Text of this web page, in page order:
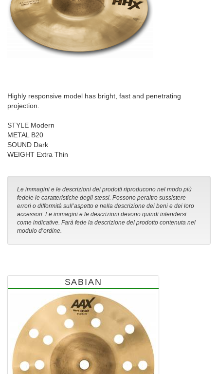
Highly responsive model has bright, fast and penetrating
projection.
STYLE Modern
METAL B20
SOUND Dark
WEIGHT Extra Thin
Le immagini e le descrizioni dei prodotti riproducono nel modo più
fedele le caratteristiche degli stessi. Possono peraltro sussistere
errori o difformità sull’aspetto e nella descrizione dei beni e dei loro
accessori. Le immagini e le descrizioni devono quindi intendersi
come indicative. Farà fede la descrizione del prodotto contenuta nel
modulo d’ordine.
SABIAN